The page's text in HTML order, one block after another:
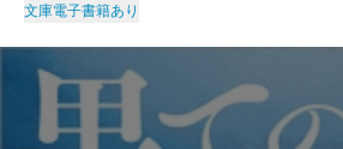
文庫電子書籍あり